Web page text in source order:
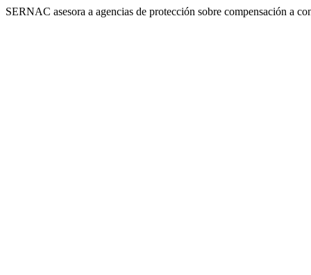
SERNAC asesora a agencias de protección sobre compensación a